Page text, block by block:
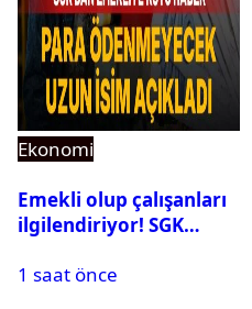
Ekonomi
Emekli olup çalışanları
ilgilendiriyor! SGK
1 saat önce